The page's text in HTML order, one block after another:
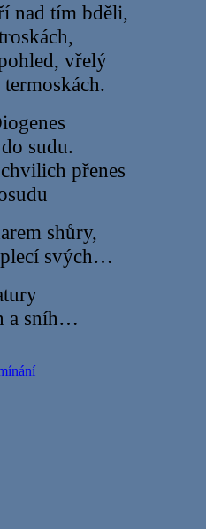
nad tím bděli,
vřelý
sudu.
přenes
shůry,
plecí svých…
a sníh…